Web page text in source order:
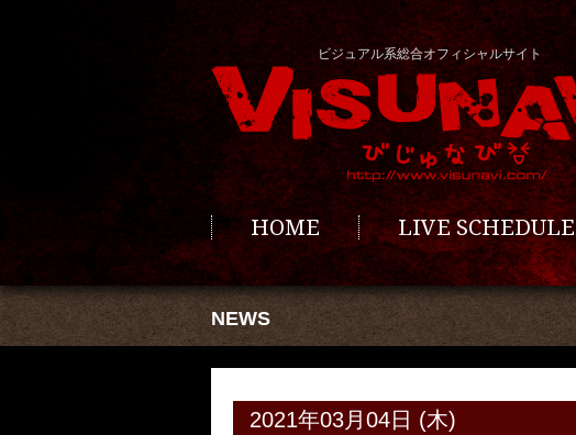
ビジュアル系総合オフィシャルサイト
HOME LIVE SCHEDULE
NEWS
2021年03月04日 (木)